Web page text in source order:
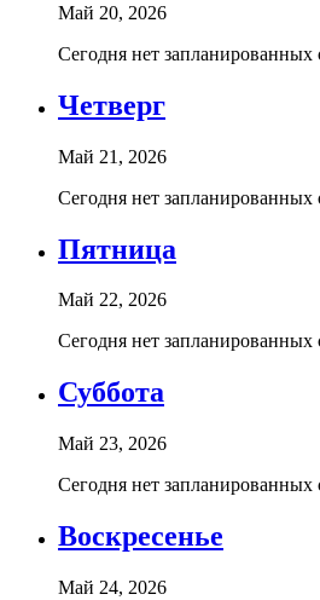
Май 20, 2026
Сегодня нет запланированных
Четверг
Май 21, 2026
Сегодня нет запланированных
Пятница
Май 22, 2026
Сегодня нет запланированных
Суббота
Май 23, 2026
Сегодня нет запланированных
Воскресенье
Май 24, 2026